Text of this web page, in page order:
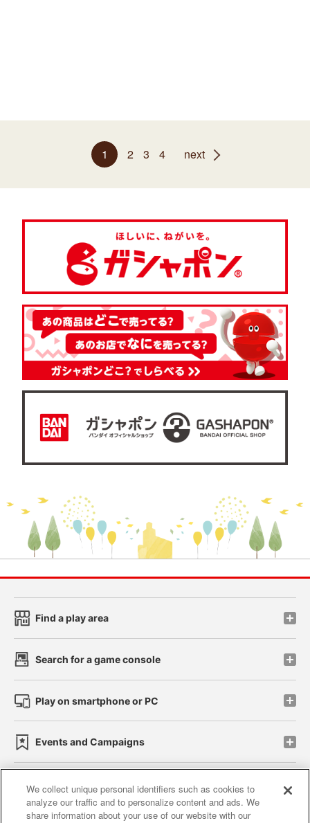
1 2 3 4 next
Find a play area
Search for a game console
Play on smartphone or PC
Events and Campaigns
Affiliate Sustainability site policy privacy policy
We collect unique personal identifiers such as cookies to
analyze our traffic and to personalize content and ads. We
share information about your use of our website with our